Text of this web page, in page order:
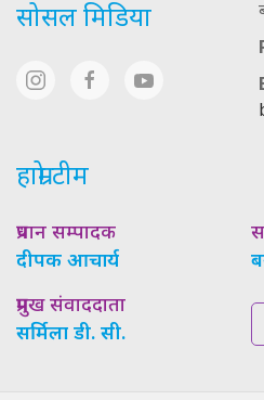
सोसल मिडिया
हाम्रो टीम
प्रधान सम्पादक
दीपक आचार्य
प्रमुख संवाददाता
सर्मिला डी. सी.